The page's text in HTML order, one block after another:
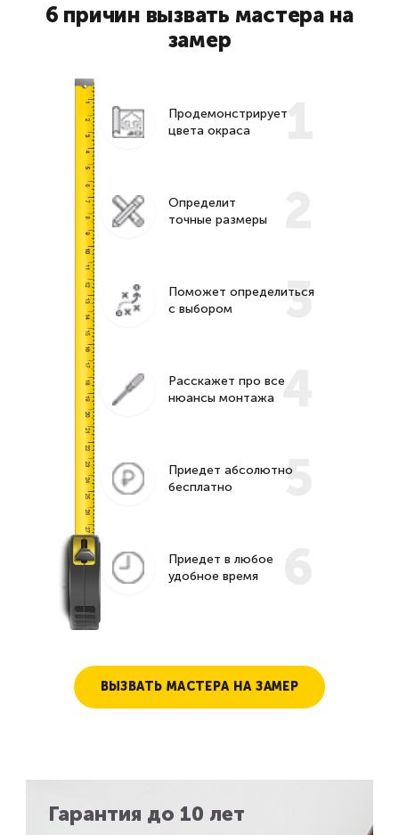
6 причин вызвать мастера на
замер
1
Продемонстрирует
цвета окраса
Определит
точные размеры
3
Поможет определиться
с выбором
4
Расскажет про все
нюансы монтажа
5
Приедет абсолютно
бесплатно
Приедет в любое
удобное время
ВЫЗВАТЬ МАСТЕРА НА ЗАМЕР
Гарантия до 10 лет